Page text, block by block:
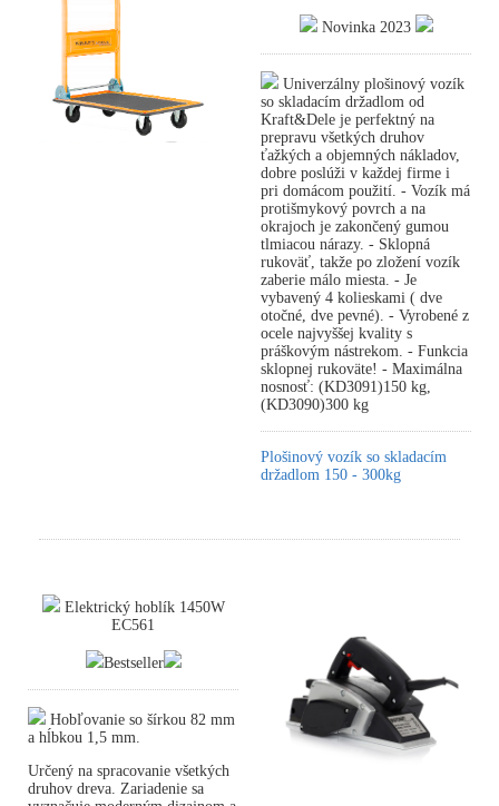
Novinka 2023
Univerzálny plošinový vozík
so skladacím držadlom od
Kraft&Dele je perfektný na
prepravu všetkých druhov
ťažkých a objemných nákladov,
dobre poslúži v každej firme i
pri domácom použití. - Vozík má
protišmykový povrch a na
okrajoch je zakončený gumou
tlmiacou nárazy. - Sklopná
rukoväť, takže po zložení vozík
zaberie málo miesta. - Je
vybavený 4 kolieskami ( dve
otočné, dve pevné). - Vyrobené z
ocele najvyššej kvality s
práškovým nástrekom. - Funkcia
sklopnej rukoväte! - Maximálna
nosnosť: (KD3091)150 kg,
(KD3090)300 kg
Plošinový vozík so skladacím
držadlom 150 - 300kg
Elektrický hoblík 1450W
EC561
Bestseller
Hobľovanie so šírkou 82 mm
a hĺbkou 1,5 mm.
Určený na spracovanie všetkých
druhov dreva. Zariadenie sa